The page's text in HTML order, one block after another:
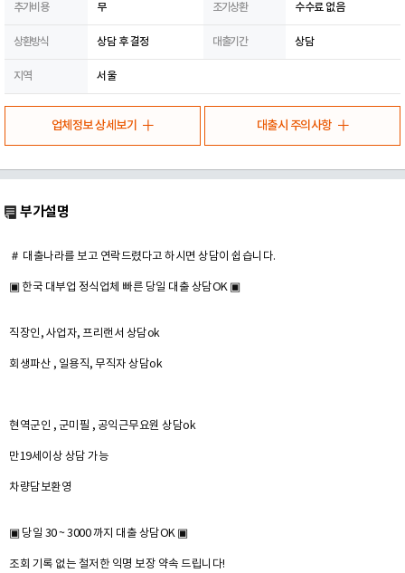
추가비용 무 조기상환 수수료 없음
상환방식 상담 후 결정 대출기간 상담
지역 서울
업체정보 상세보기 대출시 주의사항
부가설명
＃ 대출나라를 보고 연락드렸다고 하시면 상담이 쉽습니다.
▣ 한국 대부업 정식업체 빠른 당일 대출 상담OK ▣
직장인, 사업자, 프리랜서 상담ok
회생파산 , 일용직, 무직자 상담ok
현역군인 , 군미필 , 공익근무요원 상담ok
만19세이상 상담 가능
차량담보환영
▣ 당일 30 ~ 3000 까지 대출 상담OK ▣
조회 기록 없는 철저한 익명 보장 약속 드립니다!